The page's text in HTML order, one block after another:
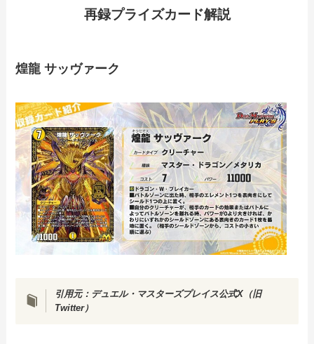
再録プライズカード解説
煌龍 サッヴァーク
引用元： デュエル・マスターズプレイス公式X（旧
Twitter）